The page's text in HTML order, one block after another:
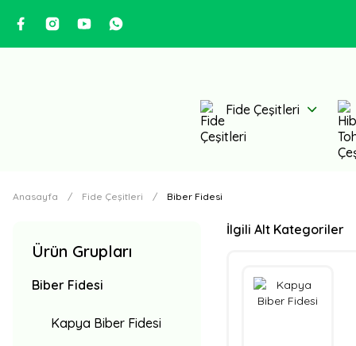
Fide Çeşitleri
Anasayfa Fide Çeşitleri Biber Fidesi
Ürün Grupları
Biber Fidesi
Kapya Biber Fidesi
İlgili Alt Kategoriler